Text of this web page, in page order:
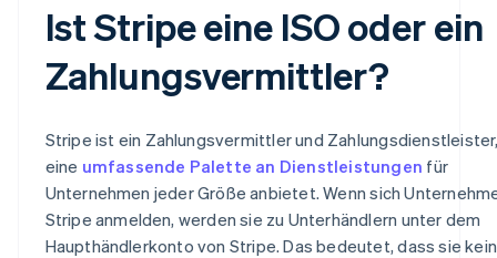
Ist Stripe eine ISO oder ein
Zahlungsvermittler?
Stripe ist ein Zahlungsvermittler und
eine umfassende Palette an Dienstleistungen für
Unternehmen jeder Größe anbietet. Wenn sich
Stripe anmelden, werden sie zu Unterhändlern unter dem
Haupthändlerkonto von Stripe. Das bedeutet, dass sie